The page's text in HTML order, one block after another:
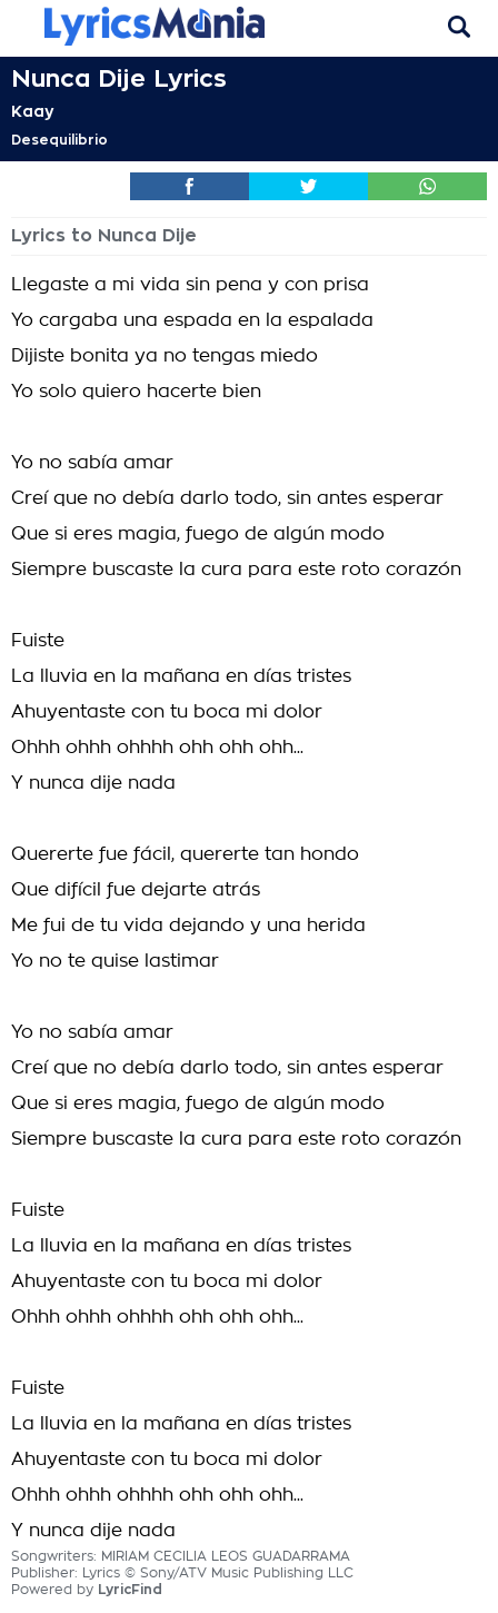
Nunca Dije Lyrics
Kaay
Desequilibrio
Lyrics to Nunca Dije
Llegaste a mi vida sin pena y con prisa
Yo cargaba una espada en la espalada
Dijiste bonita ya no tengas miedo
Yo solo quiero hacerte bien
Yo no sabía amar
Creí que no debía darlo todo, sin antes esperar
Que si eres magia, fuego de algún modo
Siempre buscaste la cura para este roto corazón
Fuiste
La lluvia en la mañana en días tristes
Ahuyentaste con tu boca mi dolor
Ohhh ohhh ohhhh ohh ohh ohh...
Y nunca dije nada
Quererte fue fácil, quererte tan hondo
Que difícil fue dejarte atrás
Me fui de tu vida dejando y una herida
Yo no te quise lastimar
Yo no sabía amar
Creí que no debía darlo todo, sin antes esperar
Que si eres magia, fuego de algún modo
Siempre buscaste la cura para este roto corazón
Fuiste
La lluvia en la mañana en días tristes
Ahuyentaste con tu boca mi dolor
Ohhh ohhh ohhhh ohh ohh ohh...
Fuiste
La lluvia en la mañana en días tristes
Ahuyentaste con tu boca mi dolor
Ohhh ohhh ohhhh ohh ohh ohh...
Y nunca dije nada
Songwriters: MIRIAM CECILIA LEOS GUADARRAMA
Publisher: Lyrics © Sony/ATV Music Publishing LLC
Powered by LyricFind